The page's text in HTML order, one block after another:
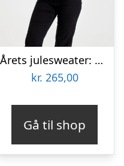
Årets julesweater: All My Jingle Ladies – dame / kvinder. Ugly Christmas Sweater lavet i Danmark
kr. 265,00
Gå til shop